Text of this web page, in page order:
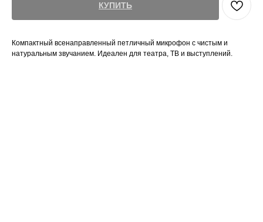
КУПИТЬ
Компактный всенаправленный петличный микрофон с чистым и
натуральным звучанием. Идеален для театра, ТВ и выступлений.